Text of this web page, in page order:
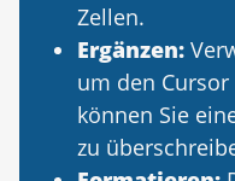
Zellen.
Ergänzen:
um den Cursor
können Sie
zu